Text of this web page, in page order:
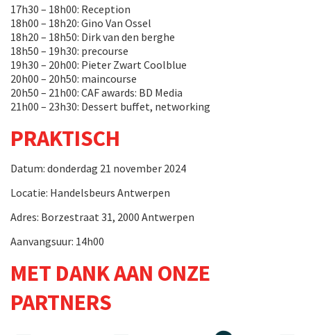
17h30 – 18h00: Reception
18h00 – 18h20: Gino Van Ossel
18h20 – 18h50: Dirk van den berghe
18h50 – 19h30: precourse
19h30 – 20h00: Pieter Zwart Coolblue
20h00 – 20h50: maincourse
20h50 – 21h00: CAF awards: BD Media
21h00 – 23h30: Dessert buffet, networking
PRAKTISCH
Datum: donderdag 21 november 2024
Locatie: Handelsbeurs Antwerpen
Adres: Borzestraat 31, 2000 Antwerpen
Aanvangsuur: 14h00
MET DANK AAN ONZE
PARTNERS